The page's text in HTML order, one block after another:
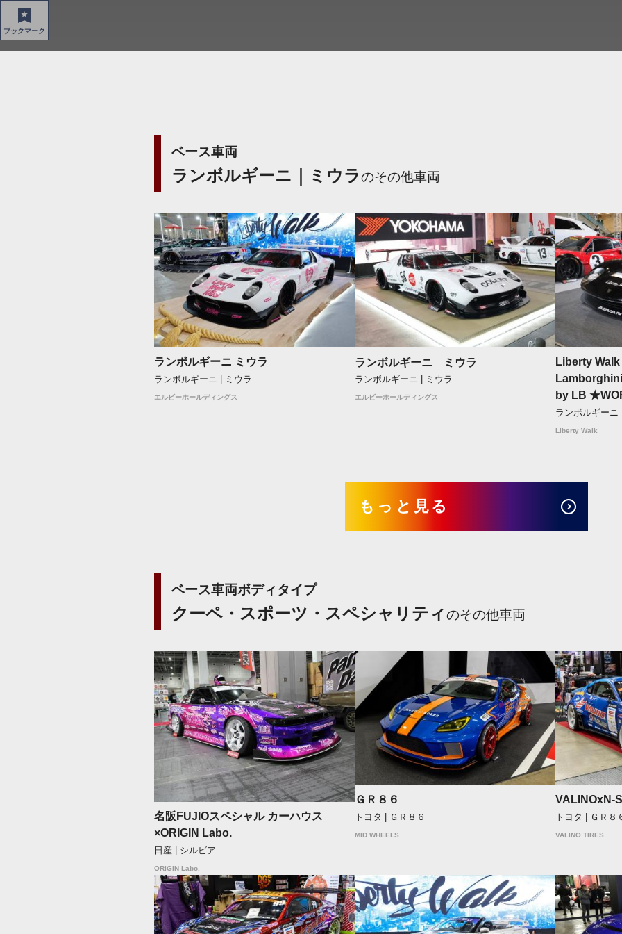
ベース車両
ランボルギーニ｜ミウラのその他車両
ランボルギーニ ミウラ
ランボルギーニ | ミウラ
エルビーホールディングス
ランボルギーニ ミウラ
ランボルギーニ | ミウラ
エルビーホールディングス
Liberty
by LB
ランボルギーニ
Liberty Walk
もっと見る
ベース車両ボディタイプ
クーペ・スポーツ・スペシャリティのその他車両
名阪FUJIOスペシャル カーハウス
×ORIGIN Labo.
日産 | シルビア
ORIGIN Labo.
ＧＲ８６
トヨタ | ＧＲ８６
MID WHEELS
VALINOxN-
トヨタ | ＧＲ８
VALINO TIRES
ブックマーク